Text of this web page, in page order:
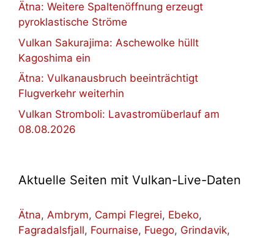
Ätna: Weitere Spaltenöffnung erzeugt
pyroklastische Ströme
Vulkan Sakurajima: Aschewolke hüllt
Kagoshima ein
Ätna: Vulkanausbruch beeinträchtigt
Flugverkehr weiterhin
Vulkan Stromboli: Lavastromüberlauf am
08.08.2026
Aktuelle Seiten mit Vulkan-Live-Daten
Ätna, Ambrym, Campi Flegrei, Ebeko,
Fagradalsfjall, Fournaise, Fuego, Grindavik,